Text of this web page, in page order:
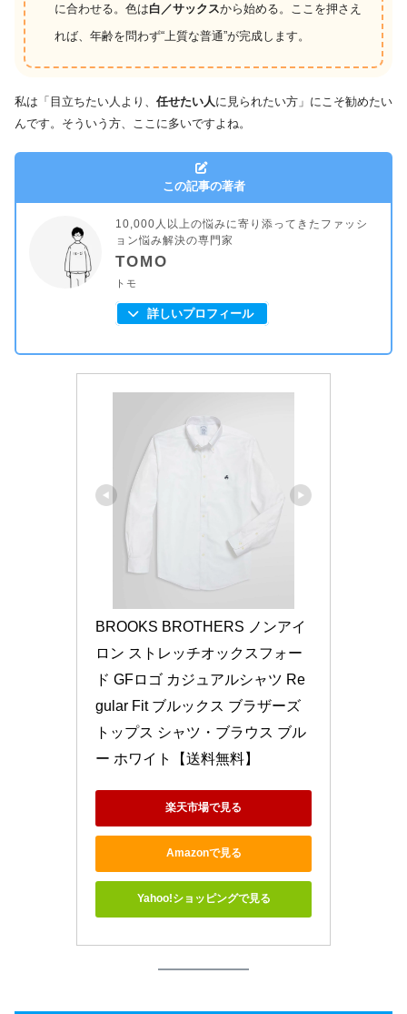
に合わせる。色は白／サックスから始める。ここを押さえ
れば、年齢を問わず“上質な普通”が完成します。
私は「目立ちたい人より、 任せたい人に見られたい方」にこそ勧めたい
んです。そういう方、ここに多いですよね。
この記事の著者
10,000人以上の悩みに寄り添ってきたファッシ
ョン悩み解決の専門家
TOMO
トモ
詳しいプロフィール
BROOKS BROTHERS ノンアイ
ロン ストレッチオックスフォー
ド GFロゴ カジュアルシャツ Re
gular Fit ブルックス ブラザーズ
トップス シャツ・ブラウス ブル
ー ホワイト【送料無料】
楽天市場で見る
Amazonで見る
Yahoo!ショッピングで見る